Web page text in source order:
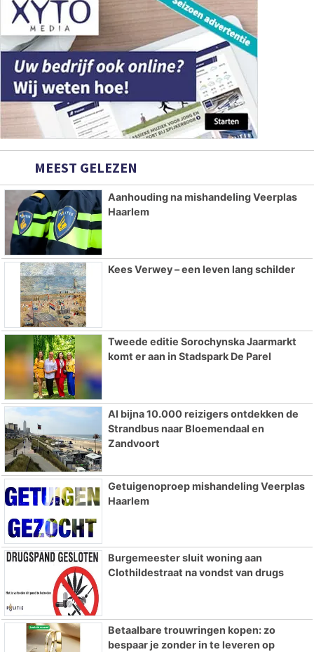
MEEST GELEZEN
Aanhouding na mishandeling Veerplas
Haarlem
Kees Verwey – een leven lang schilder
Tweede editie Sorochynska Jaarmarkt
komt er aan in Stadspark De Parel
Al bijna 10.000 reizigers ontdekken de
Strandbus naar Bloemendaal en
Zandvoort
Getuigenoproep mishandeling Veerplas
Haarlem
Burgemeester sluit woning aan
Clothildestraat na vondst van drugs
Betaalbare trouwringen kopen: zo
bespaar je zonder in te leveren op